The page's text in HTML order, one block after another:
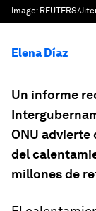
Image: REUTERS/
Elena Díaz
Un informe
ONU advierte
del
millones de